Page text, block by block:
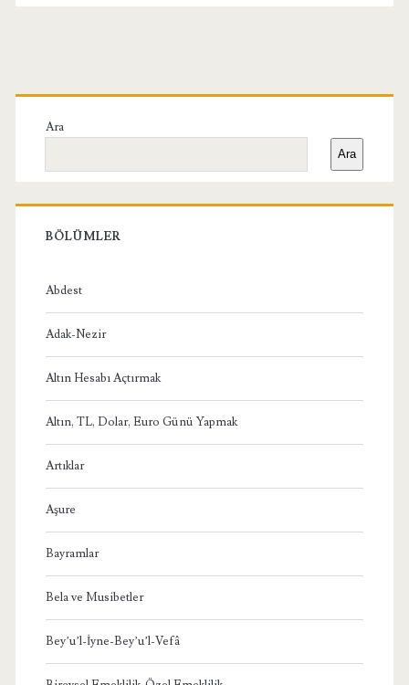
Birincil
Yan
Menü
Ara
Ara
BÖLÜMLER
Abdest
Adak-Nezir
Altın Hesabı Açtırmak
Altın, TL, Dolar, Euro Günü Yapmak
Artıklar
Aşure
Bayramlar
Bela ve Musibetler
Bey’u’l-İyne-Bey’u’l-Vefâ